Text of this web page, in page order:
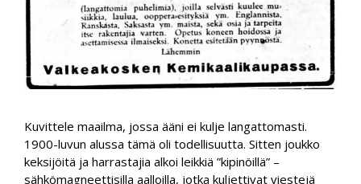
Kuvittele maailma, jossa ääni ei kulje langattomasti.
1900-luvun alussa tämä oli todellisuutta. Sitten joukko
keksijöitä ja harrastajia alkoi leikkiä ”kipinöillä” –
sähkömagneettisilla aalloilla, jotka kuljettivat viestejä